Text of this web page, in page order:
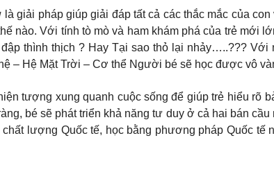
giải pháp giúp giải đáp tất cả các thắc mắc của
nào. Với tính tò mò và ham khám phá của trẻ mới
thình thịch ? Hay Tại sao thỏ lại nhảy…..???
– Hệ Mặt Trời – Cơ thể Người bé sẽ học được vô
tượng xung quanh cuộc sống để giúp trẻ hiểu rõ
bé sẽ phát triển khả năng tư duy ở cả hai bán cầu
lượng Quốc tế, học bằng phương pháp Quốc tế